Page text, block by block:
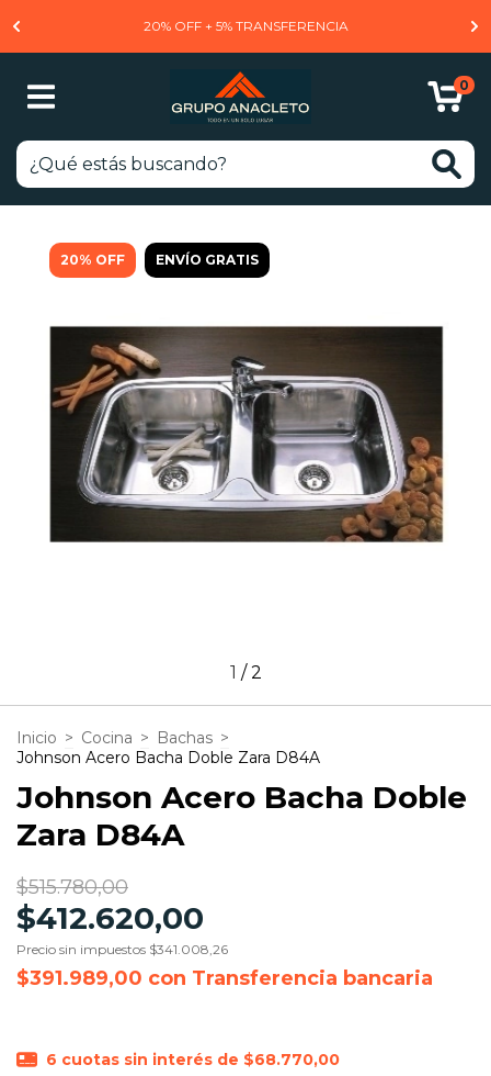
20% OFF + 5% TRANSFERENCIA
0
20% OFF ENVÍO GRATIS
1 /2
Inicio > Cocina > Bachas >
Johnson Acero Bacha Doble Zara D84A
Johnson Acero Bacha Doble
Zara D84A
$515.780,00
$412.620,00
Precio sin impuestos $341.008,26
$391.989,00 con Transferencia bancaria
6 cuotas sin interés de $68.770,00